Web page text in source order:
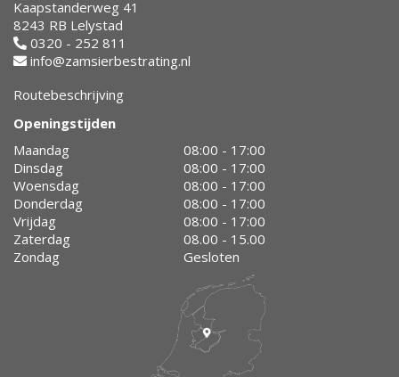
Kaapstanderweg 41
8243 RB Lelystad
0320 - 252 811
info@zamsierbestrating.nl
Routebeschrijving
Openingstijden
Maandag
08:00 - 17:00
Dinsdag
08:00 - 17:00
Woensdag
08:00 - 17:00
Donderdag
08:00 - 17:00
Vrijdag
08:00 - 17:00
Zaterdag
08.00 - 15.00
Zondag
Gesloten